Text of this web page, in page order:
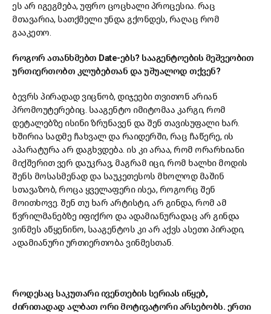
ეს არ იგეგმება, უფრო ცოცხალი პროცესია. რაც
მთავარია, სათქმელი უნდა გქონდეს, რაღაც რომ
გააკეთო.
როგორ ათანხმებთ Date-ებს? სააგენტოების მეშვეობით
ურთიერთობთ კლუბებთან და უშუალოდ თქვენ?
ბევრს პირადად ვიცნობ, დიჯეები თვითონ არიან
პრომოუტერებიც. სააგენტო იმიტომაა კარგი, რომ
დეტალებზე ისინი ზრუნავენ და შენ თავისუფალი ხარ.
ხშირია სადმე ჩახვალ და რაიდერში, რაც ჩაწერე, ის
აპარატურა არ დაგხვდება. ის კი არაა, რომ ორარხიანი
მიქშერით ვერ დაუკრავ, მაგრამ იცი, რომ ხალხი მოდის
შენს მოსასმენად და საუკეთესოს მხოლოდ მაშინ
სთავაზობ, როცა ყველაფერი ისეა, როგორც შენ
მოითხოვე. შენ თუ ხარ არტისტი, არ გინდა, რომ ამ
წვრილმანებზე იფიქრო და ადამიანურადაც არ გინდა
ვინმეს აწყენინო, სააგენტოს კი არ აქვს ასეთი პირადი,
ადამიანური ურთიერთობა ვინმესთან.
როდესაც საკუთარი ივენთების სერიას იწყებ,
ძირითადად ალბათ ორი მოტივატორი არსებობს. ერთი